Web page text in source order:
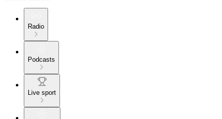
Radio
Podcasts
Live sport